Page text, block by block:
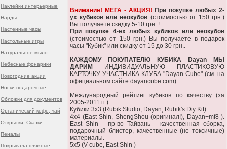
Наклейки интерьерные
Нарды
Настенные часы
Настольные игры
Натуральное мыло
Небесные фонарики
Новогодние акции
Носки подарочные
Обложки для документов
Органический кофе, чай
Открытки, Сказки
Пеналы
Покрывала пляжные
Внимание! МЕГА - АКЦИЯ! При покупке любых 2-
ух кубиков или неокубов (стоимостью от 150 грн.)
Вы получаете скидку 5-10 грн. !
При покупке 4-ёх любых кубиков или неокубов
(стоимостью от 150 грн.) Вы получаете в подарок
часы "Кубик" или скидку от 15 до 30 грн..
КАЖДОМУ ПОКУПАТЕЛЮ КУБИКА Dayan МЫ
ДАРИМ
ИНДИВИДУАЛЬНУЮ ПЛАСТИКОВУЮ
КАРТОЧКУ УЧАСТНИКА КЛУБА "Dayan Cube" (см. на
официальном сайте dayancube.com)
Международный рейтинг кубиков по качеству (за
2005-2011 гг.):
Кубики 3х3 (Rubik Studio, Dayan, Rubik's Diy Kit)
4x4 (East Shin, ShengShou (оригинал!), Dayan+mf8 ).
East Shin - пр-во Тайвань - качественная сборка,
подарочный блистер, качественные (не токсичные)
материалы.
5x5 (V-cube, East Shin )